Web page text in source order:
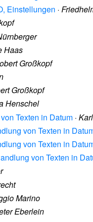
Einstellungen ·
Haas
Großkopf
Großkopf
Henschel
Texten in Datum ·
von Texten in
von Texten in
von Texten in
Marino
Eberlein